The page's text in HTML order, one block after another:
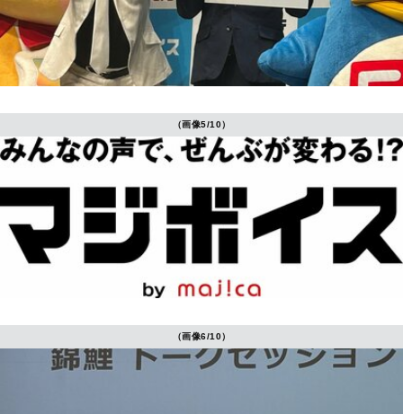
（画像5/10）
（画像6/10）